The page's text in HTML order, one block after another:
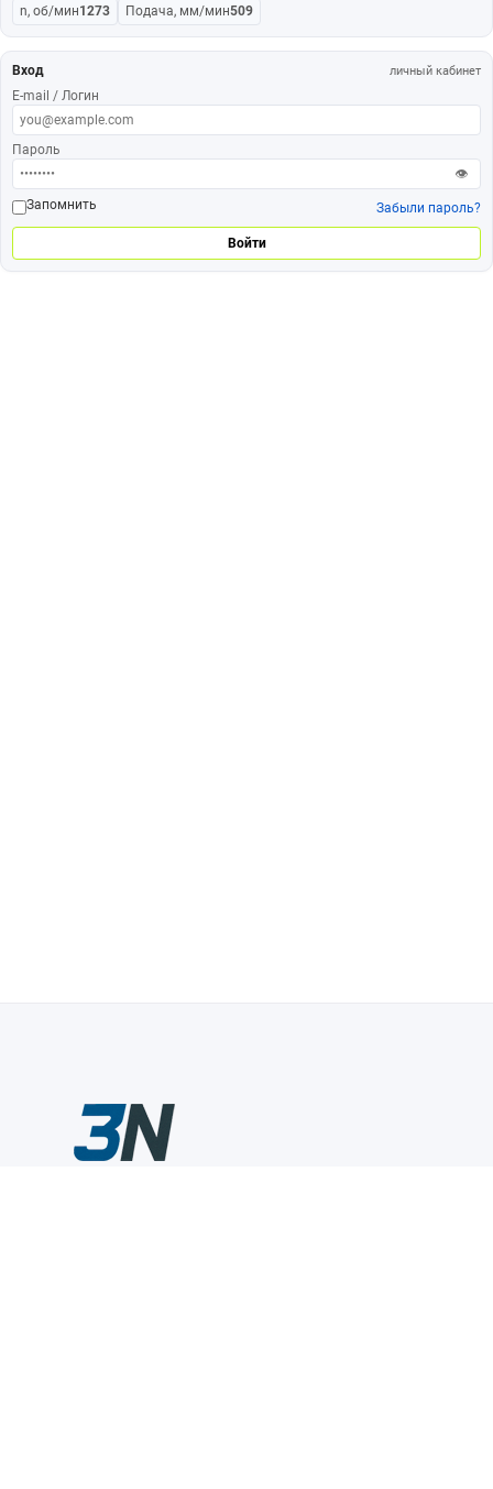
n, об/мин1273 Подача, мм/мин509
Вход личный кабинет
E-mail / Логин
Пароль
👁
Запомнить
Забыли пароль?
Войти